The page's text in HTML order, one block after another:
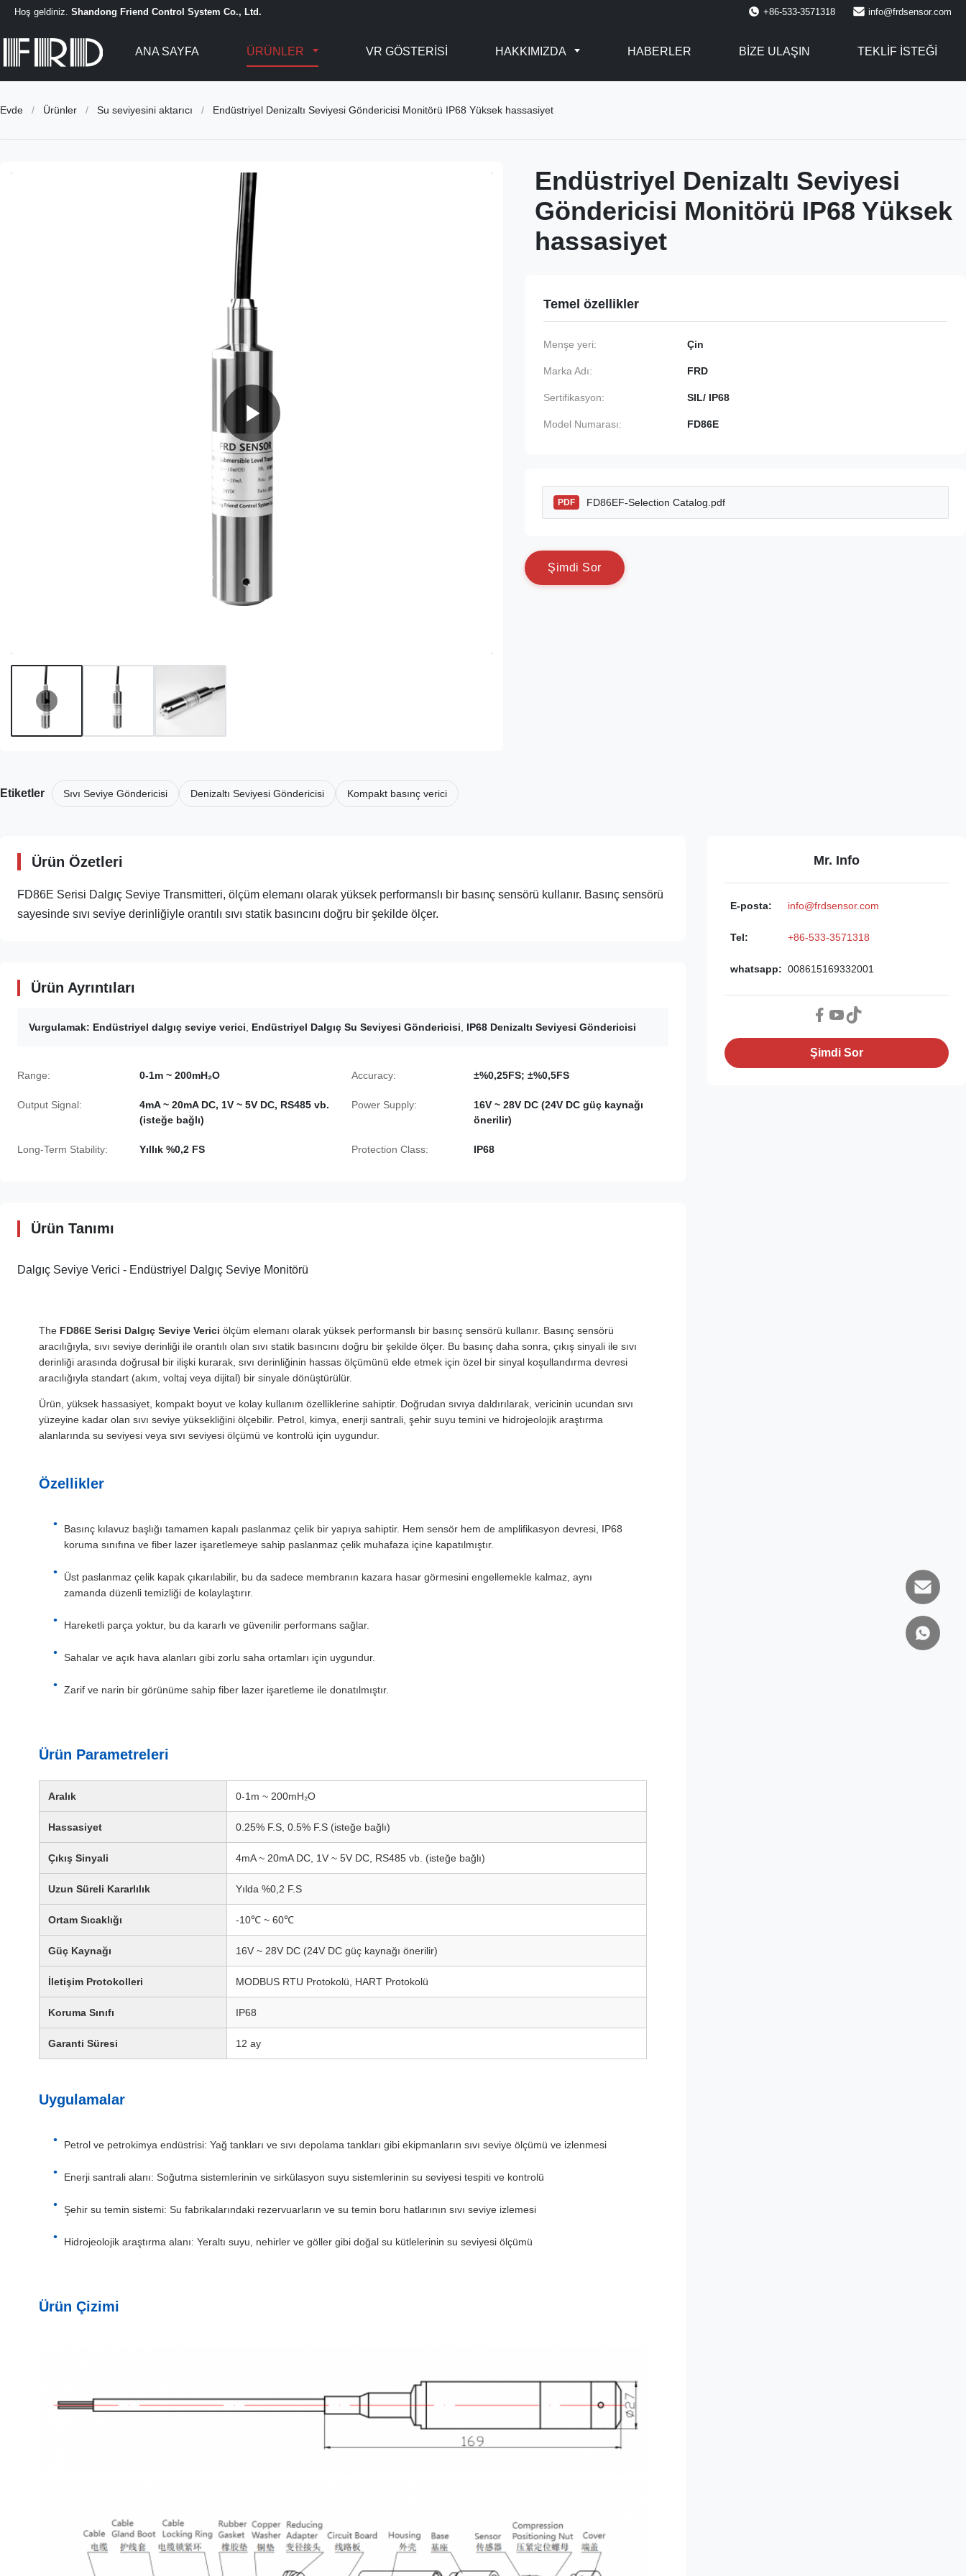
Hoş geldiniz. Shandong Friend Control System Co., Ltd. +86-533-3571318 info@frdsensor.com
ANA SAYFA ÜRÜNLER VR GÖSTERISI HAKKIMIZDA HABERLER BIZE ULAŞIN TEKLIF ISTEĞI
Evde / Ürünler / Su seviyesini aktarıcı / Endüstriyel Denizaltı Seviyesi Göndericisi Monitörü IP68 Yüksek hassasiyet
Endüstriyel Denizaltı Seviyesi
Göndericisi Monitörü IP68 Yüksek
hassasiyet
Temel özellikler
Menşe yeri: Çin
Marka Adı: FRD
Sertifikasyon: SIL/ IP68
Model Numarası: FD86E
PDF FD86EF-Selection Catalog.pdf
Şimdi Sor
Etiketler Sıvı Seviye Göndericisi Denizaltı Seviyesi Göndericisi Kompakt basınç verici
Ürün Özetleri
FD86E Serisi Dalgıç Seviye Transmitteri, ölçüm elemanı olarak yüksek performanslı bir basınç sensörü kullanır. Basınç sensörü
sayesinde sıvı seviye derinliğiyle orantılı sıvı statik basıncını doğru bir şekilde ölçer.
Ürün Ayrıntıları
Vurgulamak: Endüstriyel dalgıç seviye verici Endüstriyel Dalgıç Su Seviyesi Göndericisi IP68 Denizaltı Seviyesi Göndericisi
Range: 0-1m ~ 200mH₂O Accuracy: ±%0,25FS; ±%0,5FS
Output Signal:
4mA ~ 20mA DC, 1V ~ 5V DC, RS485 vb.
(isteğe bağlı)
Power Supply:
16V ~ 28V DC (24V DC güç kaynağı
önerilir)
Long-Term Stability: Yıllık %0,2 FS Protection Class: IP68
Ürün Tanımı
Dalgıç Seviye Verici - Endüstriyel Dalgıç Seviye Monitörü
The FD86E Serisi Dalgıç Seviye Verici ölçüm elemanı olarak yüksek performanslı bir basınç sensörü kullanır. Basınç sensörü
aracılığıyla, sıvı seviye derinliği ile orantılı olan sıvı statik basıncını doğru bir şekilde ölçer. Bu basınç daha sonra, çıkış sinyali ile sıvı
derinliği arasında doğrusal bir ilişki kurarak, sıvı derinliğinin hassas ölçümünü elde etmek için özel bir sinyal koşullandırma devresi
aracılığıyla standart (akım, voltaj veya dijital) bir sinyale dönüştürülür.
Ürün, yüksek hassasiyet, kompakt boyut ve kolay kullanım özelliklerine sahiptir. Doğrudan sıvıya daldırılarak, vericinin ucundan sıvı
yüzeyine kadar olan sıvı seviye yüksekliğini ölçebilir. Petrol, kimya, enerji santrali, şehir suyu temini ve hidrojeolojik araştırma
alanlarında su seviyesi veya sıvı seviyesi ölçümü ve kontrolü için uygundur.
Özellikler
Basınç kılavuz başlığı tamamen kapalı paslanmaz çelik bir yapıya sahiptir. Hem sensör hem de amplifikasyon devresi, IP68
koruma sınıfına ve fiber lazer işaretlemeye sahip paslanmaz çelik muhafaza içine kapatılmıştır.
Üst paslanmaz çelik kapak çıkarılabilir, bu da sadece membranın kazara hasar görmesini engellemekle kalmaz, aynı
zamanda düzenli temizliği de kolaylaştırır.
Hareketli parça yoktur, bu da kararlı ve güvenilir performans sağlar.
Sahalar ve açık hava alanları gibi zorlu saha ortamları için uygundur.
Zarif ve narin bir görünüme sahip fiber lazer işaretleme ile donatılmıştır.
Ürün Parametreleri
Aralık 0-1m ~ 200mH₂O
Hassasiyet 0.25% F.S, 0.5% F.S (isteğe bağlı)
Çıkış Sinyali 4mA ~ 20mA DC, 1V ~ 5V DC, RS485 vb. (isteğe bağlı)
Uzun Süreli Kararlılık Yılda %0,2 F.S
Ortam Sıcaklığı -10℃ ~ 60℃
Güç Kaynağı 16V ~ 28V DC (24V DC güç kaynağı önerilir)
İletişim Protokolleri MODBUS RTU Protokolü, HART Protokolü
Koruma Sınıfı IP68
Garanti Süresi 12 ay
Uygulamalar
Petrol ve petrokimya endüstrisi: Yağ tankları ve sıvı depolama tankları gibi ekipmanların sıvı seviye ölçümü ve izlenmesi
Enerji santrali alanı: Soğutma sistemlerinin ve sirkülasyon suyu sistemlerinin su seviyesi tespiti ve kontrolü
Şehir su temin sistemi: Su fabrikalarındaki rezervuarların ve su temin boru hatlarının sıvı seviye izlemesi
Hidrojeolojik araştırma alanı: Yeraltı suyu, nehirler ve göller gibi doğal su kütlelerinin su seviyesi ölçümü
Ürün Çizimi
Mr. Info
E-posta: info@frdsensor.com
Tel: +86-533-3571318
whatsapp: 008615169332001
Şimdi Sor